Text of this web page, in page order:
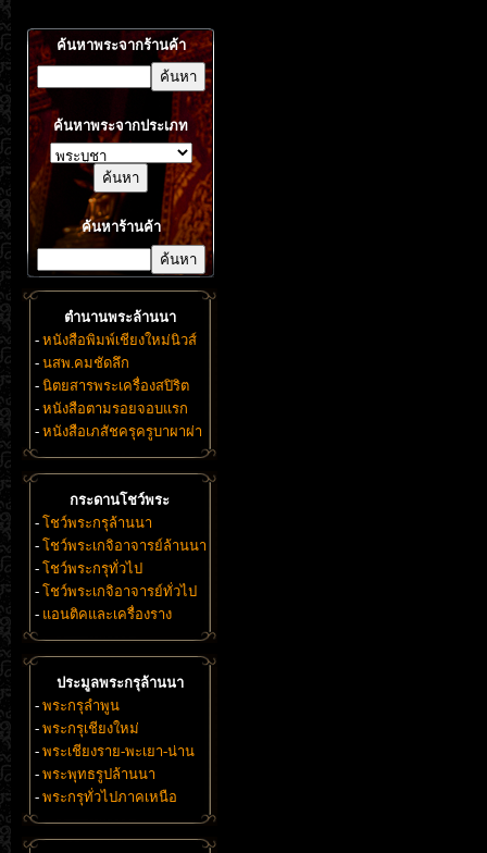
ค้นหาพระจากร้านค้า
ค้นหาพระจากประเภท
ค้นหาร้านค้า
ตำนานพระล้านนา
- หนังสือพิมพ์เชียงใหม่นิวส์
- นสพ.คมชัดลึก
- นิตยสารพระเครื่องสปิริต
- หนังสือตามรอยจอบแรก
- หนังสือเภสัชครุครูบาผาผ่า
กระดานโชว์พระ
- โชว์พระกรุล้านนา
- โชว์พระเกจิอาจารย์ล้านนา
- โชว์พระกรุทั่วไป
- โชว์พระเกจิอาจารย์ทั่วไป
- แอนติคและเครื่องราง
ประมูลพระกรุล้านนา
- พระกรุลำพูน
- พระกรุเชียงใหม่
- พระเชียงราย-พะเยา-น่าน
- พระพุทธรูปล้านนา
- พระกรุทั่วไปภาคเหนือ